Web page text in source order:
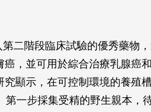
二階段臨床試驗的優秀藥物
，並可用於綜合治療乳腺癌
顯示，在可控制環境的養殖
第一步採集受精的野生親本，